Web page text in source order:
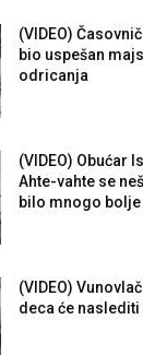
(VIDEO)
bio uspešan
odricanja
(VIDEO) Obućar
Ahte-vahte se
bilo mnogo bolje
(VIDEO)
deca će